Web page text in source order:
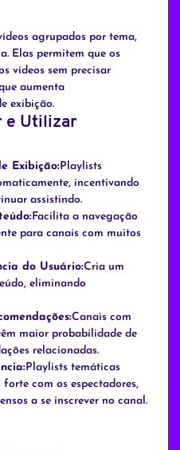
agrupados por tema,
Elas permitem que os
vídeos sem precisar
aumenta
exibição.
e Utilizar
Exibição:Playlists
incentivando
assistindo.
Facilita a navegação
para canais com muitos
do Usuário:Cria um
eliminando
Canais com
maior probabilidade de
relacionadas.
Playlists temáticas
com os espectadores,
a se inscrever no canal.